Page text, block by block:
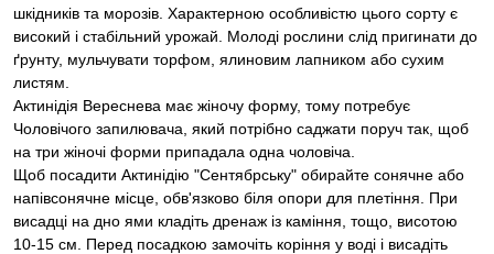
шкідників та морозів. Характерною особливістю цього сорту є
високий і стабільний урожай. Молоді рослини слід пригинати до
ґрунту, мульчувати торфом, ялиновим лапником або сухим
листям.
Актинідія Вереснева має жіночу форму, тому потребує
Чоловічого запилювача, який потрібно саджати поруч так, щоб
на три жіночі форми припадала одна чоловіча.
Щоб посадити Актинідію "Сентябрську" обирайте сонячне або
напівсонячне місце, обв'язково біля опори для плетіння. При
висадці на дно ями кладіть дренаж із каміння, тощо, висотою
10-15 см. Перед посадкою замочіть коріння у воді і висадіть